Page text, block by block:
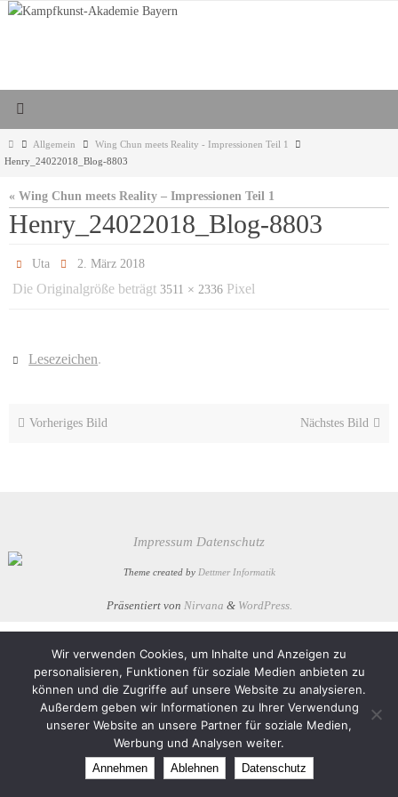
Zum
StartAllgemein
Wing Chun meets Reality - Impressionen Teil 1
Henry_24022018_Blog-8803
« Wing Chun meets Reality – Impressionen Teil 1
Henry_24022018_Blog-8803
Uta 2. März 2018
Die Originalgröße beträgt 3511 × 2336 Pixel
Lesezeichen.
Vorheriges Bild Nächstes Bild
Impressum Datenschutz
Theme created by Dettmer Informatik
Präsentiert von Nirvana & WordPress.
Wir verwenden Cookies, um Inhalte und Anzeigen zu
personalisieren, Funktionen für soziale Medien anbieten zu
können und die Zugriffe auf unsere Website zu analysieren.
Außerdem geben wir Informationen zu Ihrer Verwendung
unserer Website an unsere Partner für soziale Medien,
Werbung und Analysen weiter.
Annehmen Ablehnen Datenschutz